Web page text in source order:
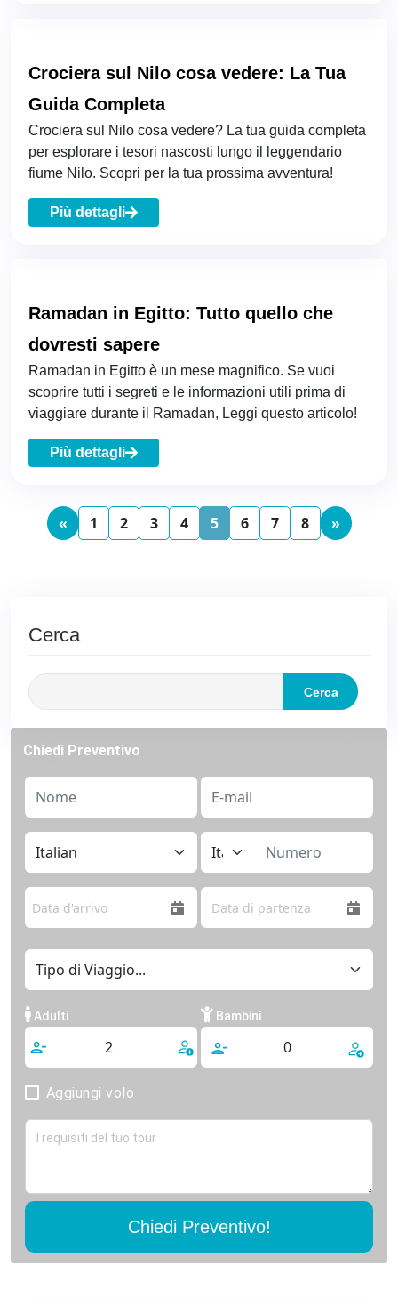
Crociera sul Nilo cosa vedere: La Tua
Guida Completa
Crociera sul Nilo cosa vedere? La tua guida completa
per esplorare i tesori nascosti lungo il leggendario
fiume Nilo. Scopri per la tua prossima avventura!
Più dettagli
Ramadan in Egitto: Tutto quello che
dovresti sapere
Ramadan in Egitto è un mese magnifico. Se vuoi
scoprire tutti i segreti e le informazioni utili prima di
viaggiare durante il Ramadan, Leggi questo articolo!
Più dettagli
«Previous
1 2 3 4 5 6 7 8 »Next
Cerca
Cerca
Chiedi Preventivo
Adulti Bambini
Aggiungi volo
Chiedi Preventivo!